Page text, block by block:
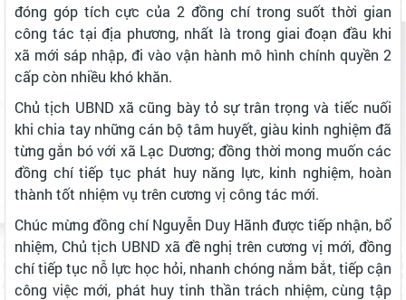
đóng góp tích cực của 2 đồng chí trong suốt thời gian
công tác tại địa phương, nhất là trong giai đoạn đầu khi
xã mới sáp nhập, đi vào vận hành mô hình chính quyền 2
cấp còn nhiều khó khăn.
Chủ tịch UBND xã cũng bày tỏ sự trân trọng và tiếc nuối
khi chia tay những cán bộ tâm huyết, giàu kinh nghiệm đã
từng gắn bó với xã Lạc Dương; đồng thời mong muốn các
đồng chí tiếp tục phát huy năng lực, kinh nghiệm, hoàn
thành tốt nhiệm vụ trên cương vị công tác mới.
Chúc mừng đồng chí Nguyễn Duy Hãnh được tiếp nhận, bổ
nhiệm, Chủ tịch UBND xã đề nghị trên cương vị mới, đồng
chí tiếp tục nỗ lực học hỏi, nhanh chóng nắm bắt, tiếp cận
công việc mới, phát huy tinh thần trách nhiệm, cùng tập